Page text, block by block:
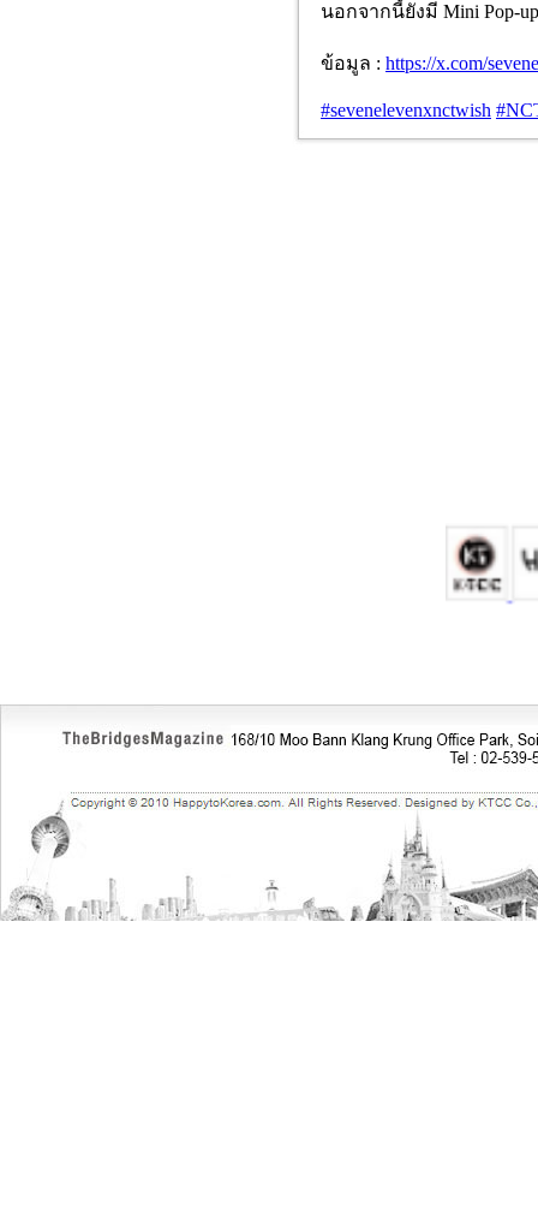
นอกจากนี้ยังมี Mini Pop-
ข้อมูล : https://x.com/
#sevenelevenxnctwish